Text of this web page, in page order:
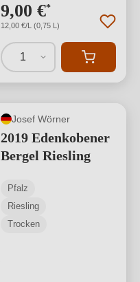
9,00 €*
12,00 €/L (0,75 L)
1
Josef Wörner
2019 Edenkobener
Bergel Riesling
Pfalz
Riesling
Trocken